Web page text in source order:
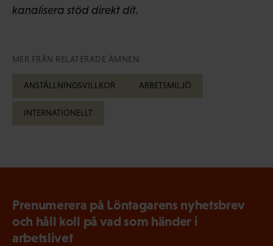
kanalisera stöd direkt dit.
MER FRÅN RELATERADE ÄMNEN:
ANSTÄLLNINGSVILLKOR ARBETSMILJÖ
INTERNATIONELLT
Prenumerera på Löntagarens nyhetsbrev
och håll koll på vad som händer i
arbetslivet